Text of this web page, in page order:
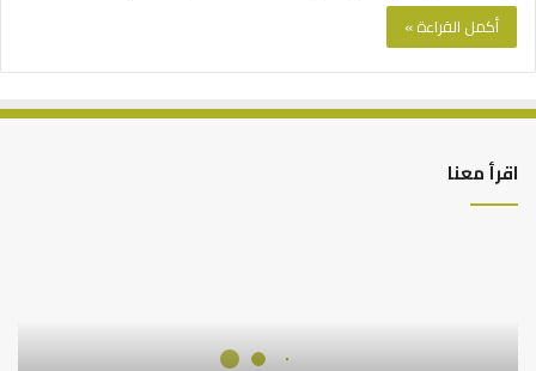
أكمل القراءة »
اقرأ معنا
من
ربك